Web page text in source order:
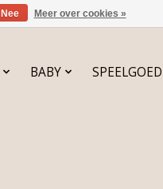
BABY SPEELGOED
Nee Meer over cookies »